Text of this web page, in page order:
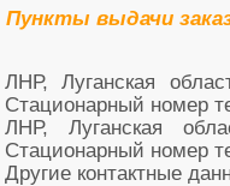
Пункты выдачи
ЛНР, Луганская
Стационарный номер
ЛНР, Луганская
Стационарный номер
Другие контактные